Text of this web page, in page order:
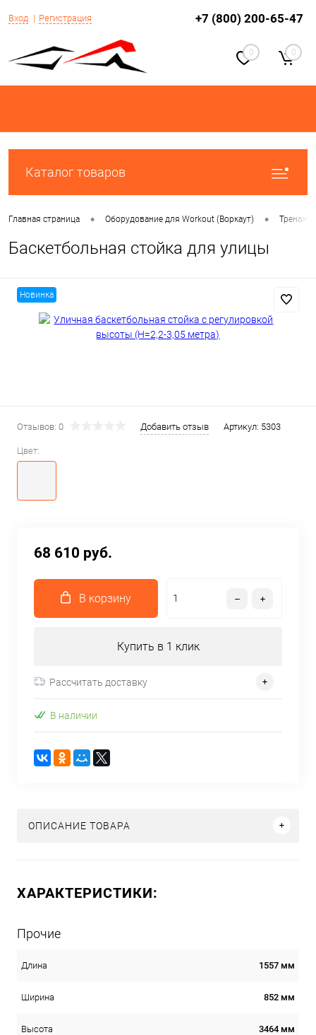
Вход Регистрация +7 (800) 200-65-47
0 0
Каталог товаров
Главная страница • Оборудование для Workout (Воркаут) •
Баскетбольная стойка для улицы
Новинка
Отзывов: 0 Добавить отзыв Артикул: 5303
Цвет:
68 610 руб.
В корзину
Купить в 1 клик
Рассчитать доставку
В наличии
ОПИСАНИЕ ТОВАРА
ХАРАКТЕРИСТИКИ:
Прочие
Длина 1557 мм
Ширина 852 мм
Высота 3464 мм